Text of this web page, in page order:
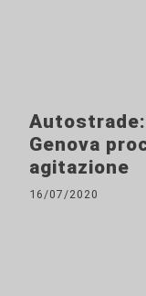
Genova
agitazione
16/07/2020